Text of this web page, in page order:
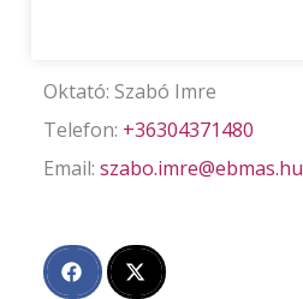
Oktató: Szabó Imre
Telefon: +36304371480
Email: szabo.imre@ebmas.hu